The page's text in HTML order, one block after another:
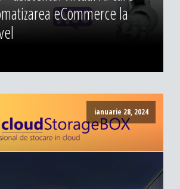
eCommerce la
ianuarie 28, 2024